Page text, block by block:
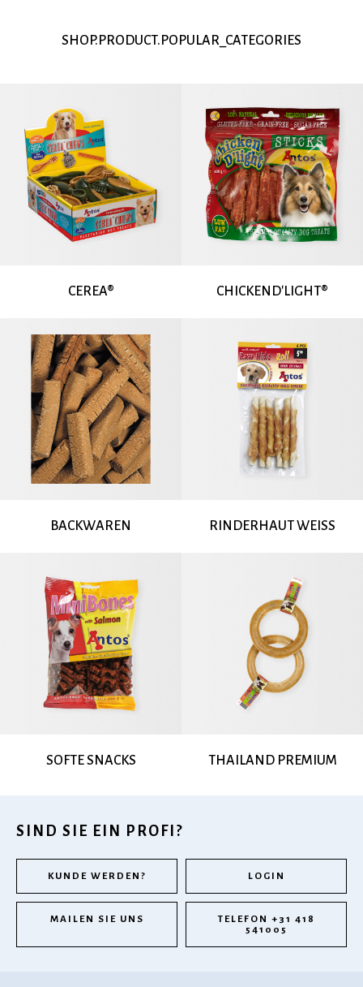
SHOP.PRODUCT.POPULAR_CATEGORIES
CEREA® CHICKEND'LIGHT®
BACKWAREN RINDERHAUT WEISS
SOFTE SNACKS THAILAND PREMIUM
SIND SIE EIN PROFI?
KUNDE WERDEN? LOGIN
MAILEN SIE UNS
TELEFON +31 418
541005